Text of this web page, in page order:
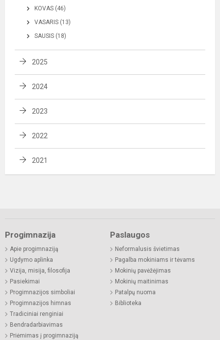
KOVAS (46)
VASARIS (13)
SAUSIS (18)
2025
2024
2023
2022
2021
Progimnazija
Apie progimnaziją
Ugdymo aplinka
Vizija, misija, filosofija
Pasiekimai
Progimnazijos simboliai
Progimnazijos himnas
Tradiciniai renginiai
Bendradarbiavimas
Priėmimas į progimnaziją
Paslaugos
Neformalusis švietimas
Pagalba mokiniams ir tėvams
Mokinių pavėžėjimas
Mokinių maitinimas
Patalpų nuoma
Biblioteka